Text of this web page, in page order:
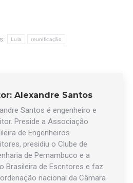
Lula reunificação
Alexandre Santos
Santos é engenheiro e
Preside a Associação
de Engenheiros
presidiu o Clube de
de Pernambuco e a
Brasileira de Escritores e faz
nacional da Câmara